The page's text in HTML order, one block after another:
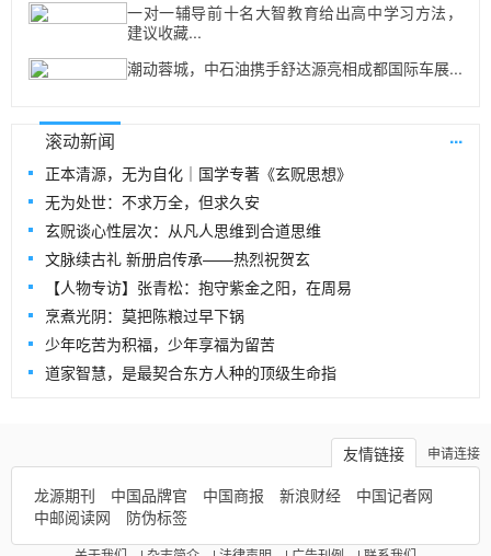
一对一辅导前十名大智教育给出高中学习方法，
建议收藏...
潮动蓉城，中石油携手舒达源亮相成都国际车展...
滚动新闻 ...
正本清源，无为自化｜国学专著《玄贶思想》
无为处世：不求万全，但求久安
玄贶谈心性层次：从凡人思维到合道思维
文脉续古礼 新册启传承——热烈祝贺玄
【人物专访】张青松：抱守紫金之阳，在周易
烹煮光阴：莫把陈粮过早下锅
少年吃苦为积福，少年享福为留苦
道家智慧，是最契合东方人种的顶级生命指
申请连接
友情链接
龙源期刊
中国品牌官 中国商报 新浪财经
中国记者网
中邮阅读网
防伪标签